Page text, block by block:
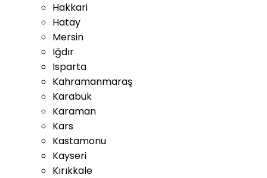
Hakkari
Hatay
Mersin
Iğdır
Isparta
Kahramanmaraş
Karabük
Karaman
Kars
Kastamonu
Kayseri
Kırıkkale